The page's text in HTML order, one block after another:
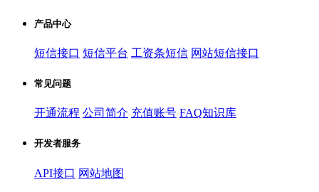
产品中心
短信接口 短信平台 工资条短信 网站短信接口
常见问题
开通流程 公司简介 充值账号 FAQ知识库
开发者服务
API接口 网站地图